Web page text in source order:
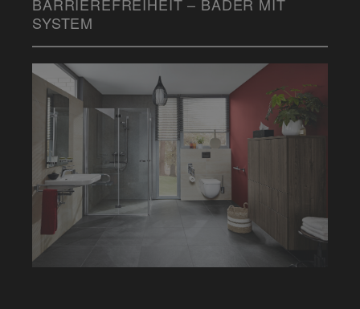
BARRIEREFREIHEIT – BÄDER MIT
SYSTEM